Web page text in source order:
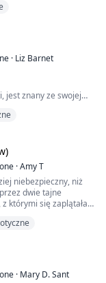
szansę na szczęście –
przepadło, mogła
· Liz Barnet
jest znany ze swojej
anielicę w lesie -
cywilizacji przez całe
o świecie.
oprawcami, trafia ...
·Amy T
niebezpieczny, niż
dwie tajne
którymi się zaplątałam
City, nalega, żebym
...
· Mary D. Sant